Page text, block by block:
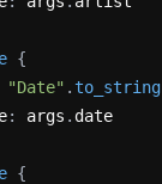
{
"Date" .to_string
: args . date
{